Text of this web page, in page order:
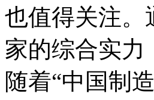
也值得关注。
家的综合实力
随着“中国制